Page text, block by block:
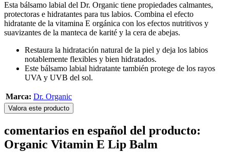
Esta bálsamo labial del Dr. Organic tiene propiedades calmantes,
protectoras e hidratantes para tus labios. Combina el efecto
hidratante de la vitamina E orgánica con los efectos nutritivos y
suavizantes de la manteca de karité y la cera de abejas.
Restaura la hidratación natural de la piel y deja los labios
notablemente flexibles y bien hidratados.
Este bálsamo labial hidratante también protege de los rayos
UVA y UVB del sol.
Marca: Dr. Organic
Valora este producto
comentarios en español del producto:
Organic Vitamin E Lip Balm